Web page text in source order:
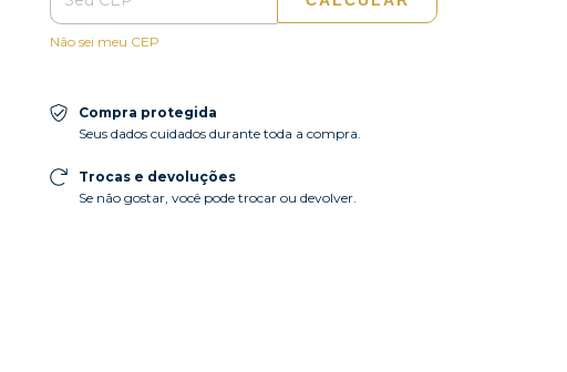
Não sei meu CEP
Compra protegida
Seus dados cuidados durante toda a compra.
Trocas e devoluções
Se não gostar, você pode trocar ou devolver.